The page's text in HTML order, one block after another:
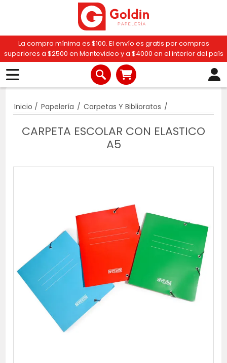
La compra mínima es $100. El envío es gratis por compras
superiores a $2500 en Montevideo y a $4000 en el interior del país
Inicio / Papelería / Carpetas Y Biblioratos /
CARPETA ESCOLAR CON ELASTICO
A5